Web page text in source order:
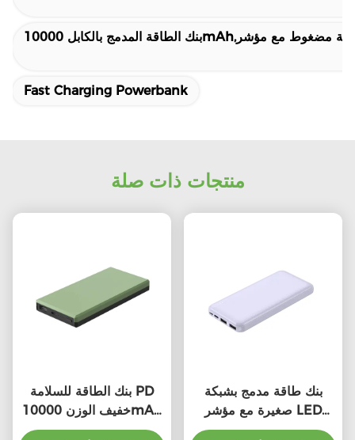
Fast Charging Powerbank
منتجات ذات صلة
بنك الطاقة للسلامة PD
خفيف الوزن 10000mAh
شحن سريع بنك الطاقة
بنك طاقة مدمج بشبكة
صغيرة مع مؤشر LED
10000mAh سعة عالية